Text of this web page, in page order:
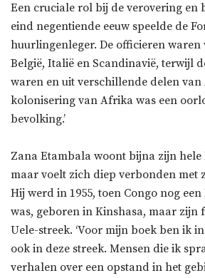
Een cruciale rol bij de verovering en
eind negentiende eeuw speelde de
huurlingenleger. De officieren waren
België, Italië en Scandinavië, terwijl
waren en uit verschillende delen van
kolonisering van Afrika was een
bevolking.’
Zana Etambala woont bijna zijn hele
maar voelt zich diep verbonden met
Hij werd in 1955, toen Congo nog
was, geboren in Kinshasa, maar zijn
Uele-streek. ‘Voor mijn boek ben ik
ook in deze streek. Mensen die ik
verhalen over een opstand in het